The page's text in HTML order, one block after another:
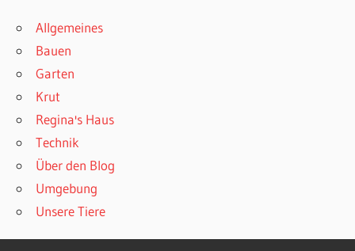
Allgemeines
Bauen
Garten
Krut
Regina's Haus
Technik
Über den Blog
Umgebung
Unsere Tiere